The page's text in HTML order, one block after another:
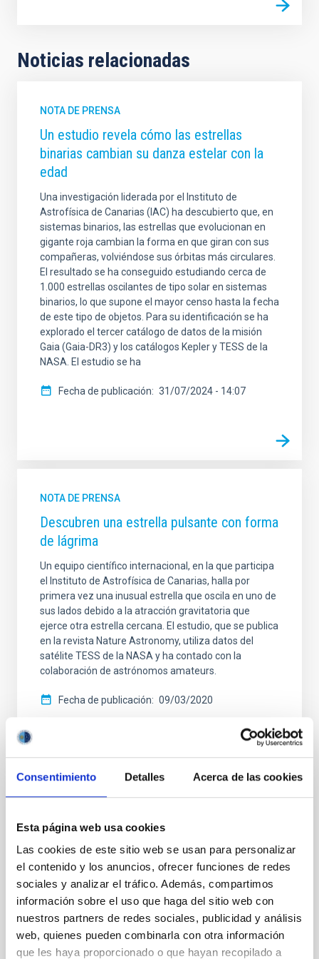
Consentimiento Detalles Acerca de las cookies
Esta página web usa cookies
Las cookies de este sitio web se usan para personalizar
el contenido y los anuncios, ofrecer funciones de redes
sociales y analizar el tráfico. Además, compartimos
información sobre el uso que haga del sitio web con
nuestros partners de redes sociales, publicidad y análisis
web, quienes pueden combinarla con otra información
que les haya proporcionado o que hayan recopilado a
Noticias relacionadas
NOTA DE PRENSA
Un estudio revela cómo las estrellas
binarias cambian su danza estelar con la
edad
Una investigación liderada por el Instituto de
Astrofísica de Canarias (IAC) ha descubierto que, en
sistemas binarios, las estrellas que evolucionan en
gigante roja cambian la forma en que giran con sus
compañeras, volviéndose sus órbitas más circulares.
El resultado se ha conseguido estudiando cerca de
1.000 estrellas oscilantes de tipo solar en sistemas
binarios, lo que supone el mayor censo hasta la fecha
de este tipo de objetos. Para su identificación se ha
explorado el tercer catálogo de datos de la misión
Gaia (Gaia-DR3) y los catálogos Kepler y TESS de la
NASA. El estudio se ha
Fecha de publicación 31/07/2024 - 14:07
NOTA DE PRENSA
Descubren una estrella pulsante con forma
de lágrima
Un equipo científico internacional, en la que participa
el Instituto de Astrofísica de Canarias, halla por
primera vez una inusual estrella que oscila en uno de
sus lados debido a la atracción gravitatoria que
ejerce otra estrella cercana. El estudio, que se publica
en la revista Nature Astronomy, utiliza datos del
satélite TESS de la NASA y ha contado con la
colaboración de astrónomos amateurs.
Fecha de publicación 09/03/2020
Dos estrellas que casi se tocan dentro de
una nebulosa planetaria
El sistema binario descubierto tiene uno de los
periodos orbitales más cortos dentro de una
nebulosa planetaria jamás visto. Según la
investigación, liderada por el IAC y publicada en
MNRAS Letters, esta interacción podría originar en el
futuro una explosión de nova, un resultado no